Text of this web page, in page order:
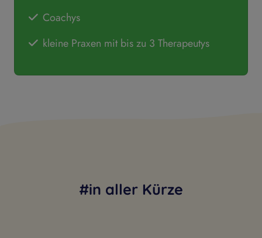
Coachys
kleine Praxen mit bis zu 3 Therapeutys
#in aller Kürze